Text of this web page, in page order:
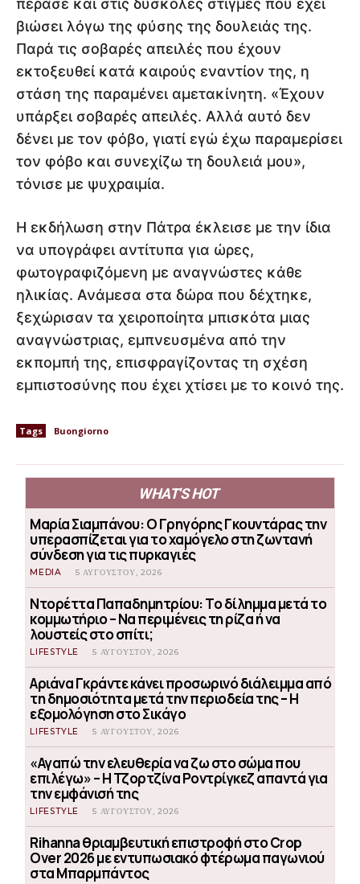
πέρασε και στις δύσκολες στιγμές που έχει
βιώσει λόγω της φύσης της δουλειάς της.
Παρά τις σοβαρές απειλές που έχουν
εκτοξευθεί κατά καιρούς εναντίον της, η
στάση της παραμένει αμετακίνητη. «Έχουν
υπάρξει σοβαρές απειλές. Αλλά αυτό δεν
δένει με τον φόβο, γιατί εγώ έχω παραμερίσει
τον φόβο και συνεχίζω τη δουλειά μου»,
τόνισε με ψυχραιμία.
Η εκδήλωση στην Πάτρα έκλεισε με την ίδια
να υπογράφει αντίτυπα για ώρες,
φωτογραφιζόμενη με αναγνώστες κάθε
ηλικίας. Ανάμεσα στα δώρα που δέχτηκε,
ξεχώρισαν τα χειροποίητα μπισκότα μιας
αναγνώστριας, εμπνευσμένα από την
εκπομπή της, επισφραγίζοντας τη σχέση
εμπιστοσύνης που έχει χτίσει με το κοινό της.
Tags Buongiorno
WHAT'S HOT
Μαρία Σιαμπάνου: Ο Γρηγόρης Γκουντάρας την
υπερασπίζεται για το χαμόγελο στη ζωντανή
σύνδεση για τις πυρκαγιές
MEDIA 5 ΑΥΓΟΎΣΤΟΥ, 2026
Ντορέττα Παπαδημητρίου: Το δίλημμα μετά το
κομμωτήριο – Να περιμένεις τη ρίζα ή να
λουστείς στο σπίτι;
LIFESTYLE 5 ΑΥΓΟΎΣΤΟΥ, 2026
Αριάνα Γκράντε κάνει προσωρινό διάλειμμα από
τη δημοσιότητα μετά την περιοδεία της – Η
εξομολόγηση στο Σικάγο
LIFESTYLE 5 ΑΥΓΟΎΣΤΟΥ, 2026
«Αγαπώ την ελευθερία να ζω στο σώμα που
επιλέγω» – Η Τζορτζίνα Ροντρίγκεζ απαντά για
την εμφάνισή της
LIFESTYLE 5 ΑΥΓΟΎΣΤΟΥ, 2026
Rihanna θριαμβευτική επιστροφή στο Crop
Over 2026 με εντυπωσιακό φτέρωμα παγωνιού
στα Μπαρμπάντος